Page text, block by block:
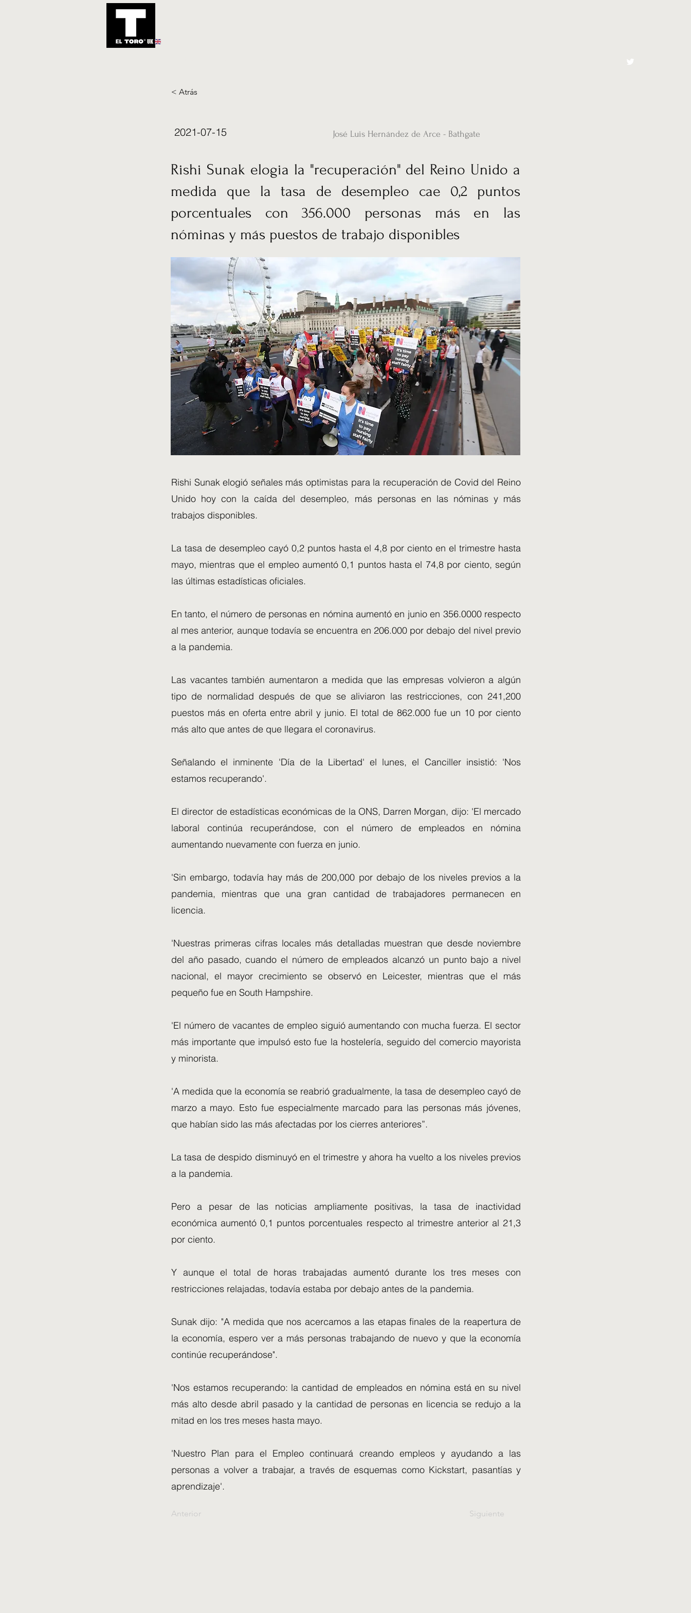
UK
< Atrás
2021-07-15 José Luis Hernández de Arce - Bathgate
Rishi Sunak elogia la "recuperación" del Reino Unido a
medida que la tasa de desempleo cae 0,2 puntos
porcentuales con 356.000 personas más en las
nóminas y más puestos de trabajo disponibles
Rishi Sunak elogió señales más optimistas para la recuperación de Covid del Reino
Unido hoy con la caída del desempleo, más personas en las nóminas y más
trabajos disponibles.
La tasa de desempleo cayó 0,2 puntos hasta el 4,8 por ciento en el trimestre hasta
mayo, mientras que el empleo aumentó 0,1 puntos hasta el 74,8 por ciento, según
las últimas estadísticas oficiales.
En tanto, el número de personas en nómina aumentó en junio en 356.0000 respecto
al mes anterior, aunque todavía se encuentra en 206.000 por debajo del nivel previo
a la pandemia.
Las vacantes también aumentaron a medida que las empresas volvieron a algún
tipo de normalidad después de que se aliviaron las restricciones, con 241,200
puestos más en oferta entre abril y junio. El total de 862.000 fue un 10 por ciento
más alto que antes de que llegara el coronavirus.
Señalando el inminente 'Día de la Libertad' el lunes, el Canciller insistió: 'Nos
estamos recuperando'.
El director de estadísticas económicas de la ONS, Darren Morgan, dijo: 'El mercado
laboral continúa recuperándose, con el número de empleados en nómina
aumentando nuevamente con fuerza en junio.
'Sin embargo, todavía hay más de 200,000 por debajo de los niveles previos a la
pandemia, mientras que una gran cantidad de trabajadores permanecen en
licencia.
'Nuestras primeras cifras locales más detalladas muestran que desde noviembre
del año pasado, cuando el número de empleados alcanzó un punto bajo a nivel
nacional, el mayor crecimiento se observó en Leicester, mientras que el más
pequeño fue en South Hampshire.
'El número de vacantes de empleo siguió aumentando con mucha fuerza. El sector
más importante que impulsó esto fue la hostelería, seguido del comercio mayorista
y minorista.
'A medida que la economía se reabrió gradualmente, la tasa de desempleo cayó de
marzo a mayo. Esto fue especialmente marcado para las personas más jóvenes,
que habían sido las más afectadas por los cierres anteriores”.
La tasa de despido disminuyó en el trimestre y ahora ha vuelto a los niveles previos
a la pandemia.
Pero a pesar de las noticias ampliamente positivas, la tasa de inactividad
económica aumentó 0,1 puntos porcentuales respecto al trimestre anterior al 21,3
por ciento.
Y aunque el total de horas trabajadas aumentó durante los tres meses con
restricciones relajadas, todavía estaba por debajo antes de la pandemia.
Sunak dijo: "A medida que nos acercamos a las etapas finales de la reapertura de
la economía, espero ver a más personas trabajando de nuevo y que la economía
continúe recuperándose".
'Nos estamos recuperando: la cantidad de empleados en nómina está en su nivel
más alto desde abril pasado y la cantidad de personas en licencia se redujo a la
mitad en los tres meses hasta mayo.
'Nuestro Plan para el Empleo continuará creando empleos y ayudando a las
personas a volver a trabajar, a través de esquemas como Kickstart, pasantías y
aprendizaje'.
Anterior Siguiente